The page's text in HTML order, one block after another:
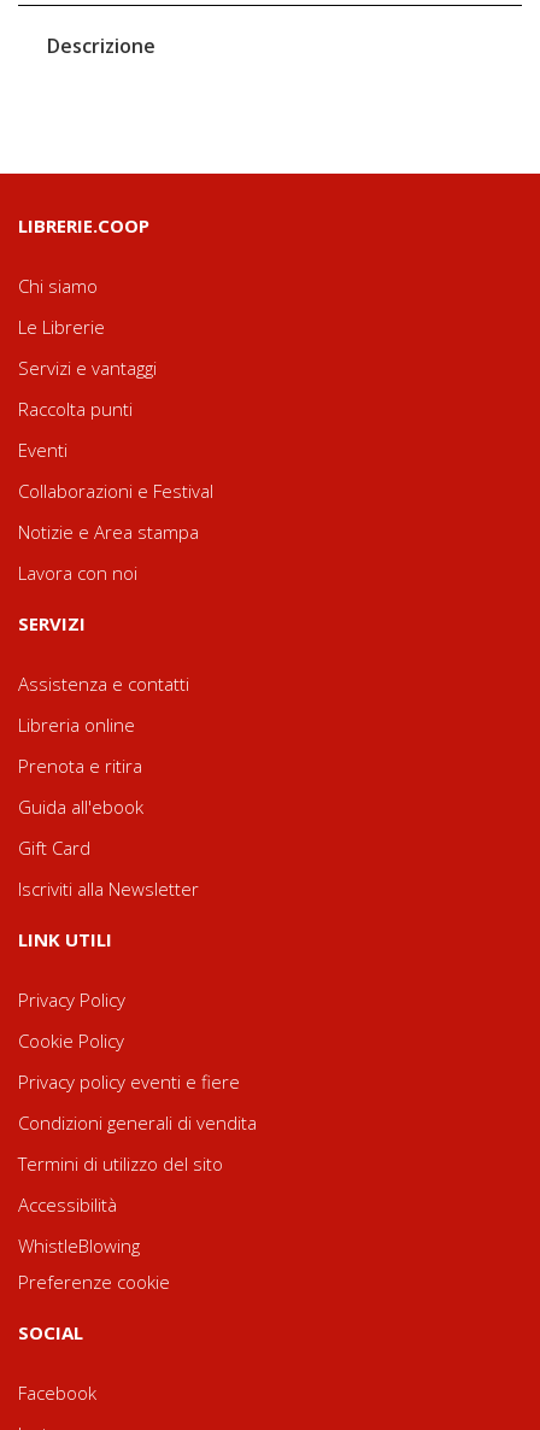
Descrizione
LIBRERIE.COOP
Chi siamo
Le Librerie
Servizi e vantaggi
Raccolta punti
Eventi
Collaborazioni e Festival
Notizie e Area stampa
Lavora con noi
SERVIZI
Assistenza e contatti
Libreria online
Prenota e ritira
Guida all'ebook
Gift Card
Iscriviti alla Newsletter
LINK UTILI
Privacy Policy
Cookie Policy
Privacy policy eventi e fiere
Condizioni generali di vendita
Termini di utilizzo del sito
Accessibilità
WhistleBlowing
Preferenze cookie
SOCIAL
Facebook